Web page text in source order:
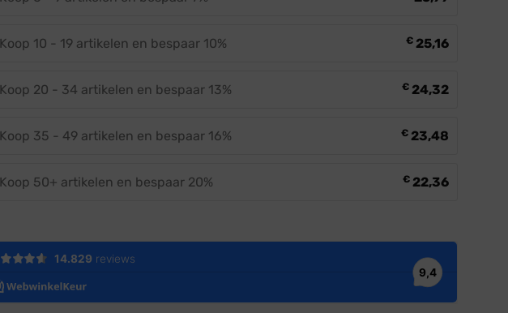
Koop 10 - 19 artikelen en bespaar 10% € 25,16
Koop 20 - 34 artikelen en bespaar 13% € 24,32
Koop 35 - 49 artikelen en bespaar 16% € 23,48
Koop 50+ artikelen en bespaar 20% € 22,36